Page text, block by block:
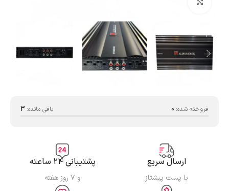
فروخته شده: 0 باقی مانده: 3
ارسال سریع
با پست پیشتاز
پشتیبانی ۲۴ ساعته
و ۷ روز هفته